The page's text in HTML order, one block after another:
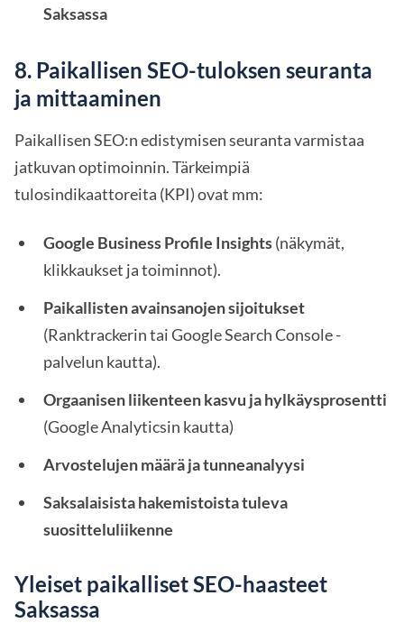
Saksassa
8. Paikallisen SEO-tuloksen seuranta
ja mittaaminen
Paikallisen SEO:n edistymisen seuranta varmistaa
jatkuvan optimoinnin. Tärkeimpiä
tulosindikaattoreita (KPI) ovat mm:
Google Business Profile Insights(näkymät,
klikkaukset ja toiminnot).
Paikallisten avainsanojen sijoitukset
(Ranktrackerin tai Google Search Console -
palvelun kautta).
Orgaanisen liikenteen kasvu ja hylkäysprosentti
(Google Analyticsin kautta)
Arvostelujen määrä ja tunneanalyysi
Saksalaisista hakemistoista tuleva
suositteluliikenne
Yleiset paikalliset SEO-haasteet
Saksassa